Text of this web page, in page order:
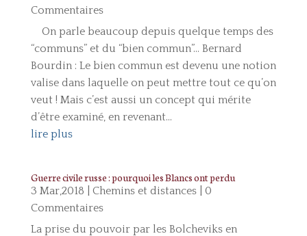
Commentaires
On parle beaucoup depuis quelque temps des
“communs” et du “bien commun”... Bernard
Bourdin : Le bien commun est devenu une notion
valise dans laquelle on peut mettre tout ce qu’on
veut ! Mais c’est aussi un concept qui mérite
d’être examiné, en revenant...
lire plus
Guerre civile russe : pourquoi les Blancs ont perdu
3 Mar,2018 Chemins et distances| 0
Commentaires
La prise du pouvoir par les Bolcheviks en